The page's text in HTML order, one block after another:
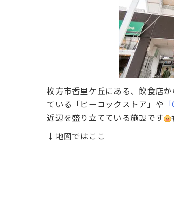
枚方市香里ケ丘にある、飲食店
ている「ピーコックストア」や
近辺を盛り立てている施設です
↓地図ではここ